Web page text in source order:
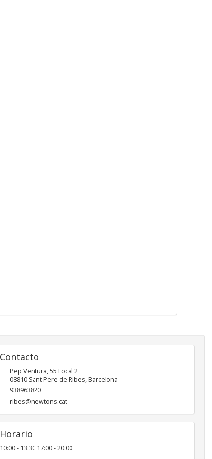
Contacto
Pep Ventura, 55 Local 2
08810 Sant Pere de Ribes,Barcelona
938963820
ribes@newtons.cat
Horario
10:00 - 13:30 17:00 - 20:00